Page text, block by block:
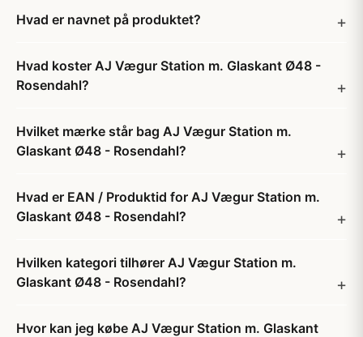
Hvad er navnet på produktet?
Hvad koster AJ Vægur Station m. Glaskant Ø48 -
Rosendahl?
Hvilket mærke står bag AJ Vægur Station m.
Glaskant Ø48 - Rosendahl?
Hvad er EAN / Produktid for AJ Vægur Station m.
Glaskant Ø48 - Rosendahl?
Hvilken kategori tilhører AJ Vægur Station m.
Glaskant Ø48 - Rosendahl?
Hvor kan jeg købe AJ Vægur Station m. Glaskant